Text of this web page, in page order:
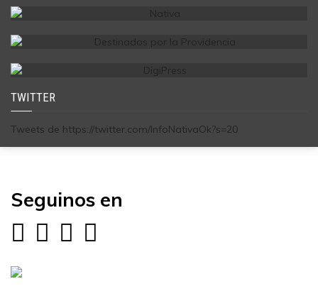
TWITTER
Tweets de https://twitter.com/InfoNativaOk?s=20
Seguinos en